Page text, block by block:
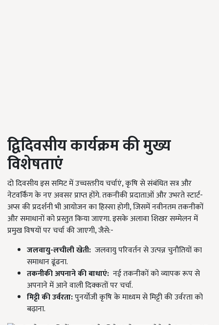
द्विदिवसीय कार्यक्रम की मुख्य
विशेषताएं
दो दिवसीय इस समिट में उच्चस्तरीय चर्चाएं, कृषि से संबंधित सत्र और
नेटवर्किंग के नए अवसर प्राप्त होंगे. तकनीकी प्रदाताओं और उभरते स्टार्ट-
अप्स की प्रदर्शनी भी आयोजन का हिस्सा होगी, जिसमें नवीनतम तकनीकों
और समाधानों को प्रस्तुत किया जाएगा. इसके अलावा शिखर सम्मेलन में
प्रमुख विषयों पर चर्चा की जाएगी, जैसे:-
जलवायु-लचीली खेती: जलवायु परिवर्तन से उत्पन्न चुनौतियों का
समाधान ढूंढना.
तकनीकी अपनाने की बाधाएं: नई तकनीकों को व्यापक रूप से
अपनाने में आने वाली दिक्कतों पर चर्चा.
मिट्टी की उर्वरता:पुनर्योजी कृषि के माध्यम से मिट्टी की उर्वरता को
बढ़ाना.